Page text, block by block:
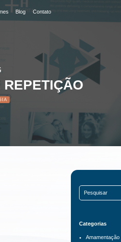
Blog Contato
REPETIÇÃO
Search
Categorias
Amamentação